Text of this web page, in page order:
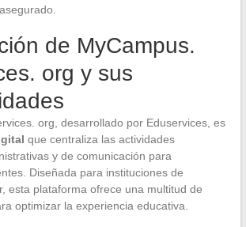
de MyCampus.
org y sus
org, desarrollado por Eduservices, es
que centraliza las actividades
y de comunicación para
Diseñada para instituciones de
esta plataforma ofrece una multitud de
optimizar la experiencia educativa.